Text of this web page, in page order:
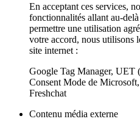
En acceptant ces services,
fonctionnalités allant au-
permettre une utilisation
votre accord, nous utilisons
site internet :
Google Tag Manager, UET
Consent Mode de
Freshchat
Contenu média externe